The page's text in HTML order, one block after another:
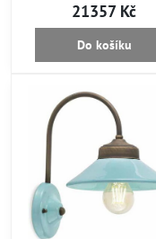
21357 Kč
Do košíku